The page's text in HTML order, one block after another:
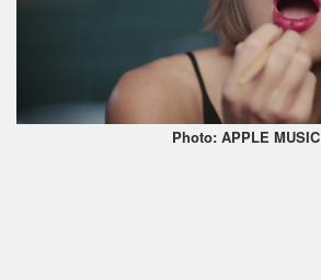
Photo: APPLE MUSIC